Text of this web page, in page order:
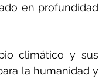
en profundidad
climático y sus
la humanidad y